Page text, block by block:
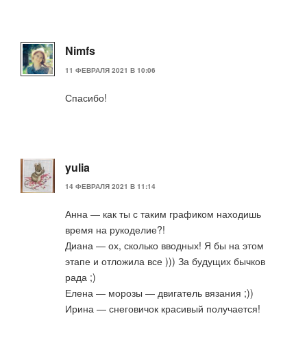
Nimfs
11 ФЕВРАЛЯ 2021 В 10:06
Спасибо!
yulia
14 ФЕВРАЛЯ 2021 В 11:14
Анна — как ты с таким графиком находишь
время на рукоделие?!
Диана — ох, сколько вводных! Я бы на этом
этапе и отложила все ))) За будущих бычков
рада ;)
Елена — морозы — двигатель вязания ;))
Ирина — снеговичок красивый получается!